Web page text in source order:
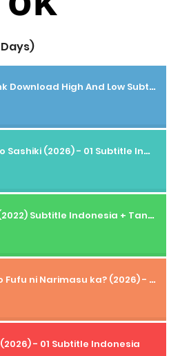
Seluruh Link Download High And Low Subtitle Indonesia
Ichijigen no Sashiki (2026) - 01 Subtitle Indonesia
First Love (2022) Subtitle Indonesia + Tanpa Iklan + Streaming + 1080p
Mou Ichido Fufu ni Narimasu ka? (2026) - 01 Subtitle Indonesia
- 01 Subtitle Indonesia